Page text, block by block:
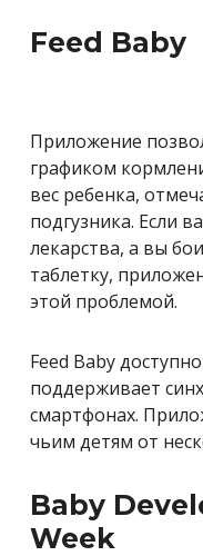
Feed Baby
Приложение
графиком
вес ребенка,
подгузника. Если
лекарства, а вы
таблетку,
этой проблемой.
Feed Baby
поддерживает
смартфонах.
чьим детям от
Baby
Week